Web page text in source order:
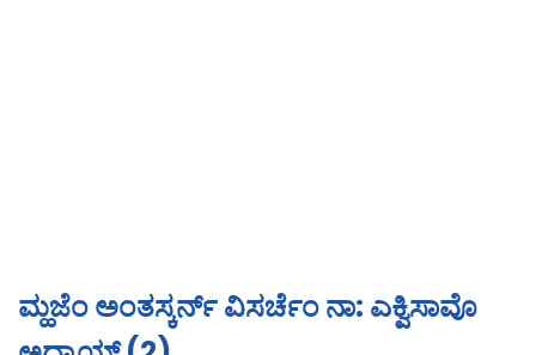
ಮ್ಹಜೆಂ ಅಂತಸ್ಕರ್ನ್ ವಿಸರ್ಚೆಂ ನಾ: ಎಕ್ವಿಸಾವೊ